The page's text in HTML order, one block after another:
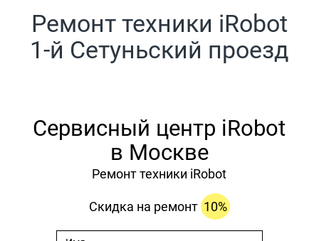
Ремонт техники iRobot
1-й Сетуньский проезд
Сервисный центр iRobot
в Москве
Ремонт техники iRobot
Скидка на ремонт 10%